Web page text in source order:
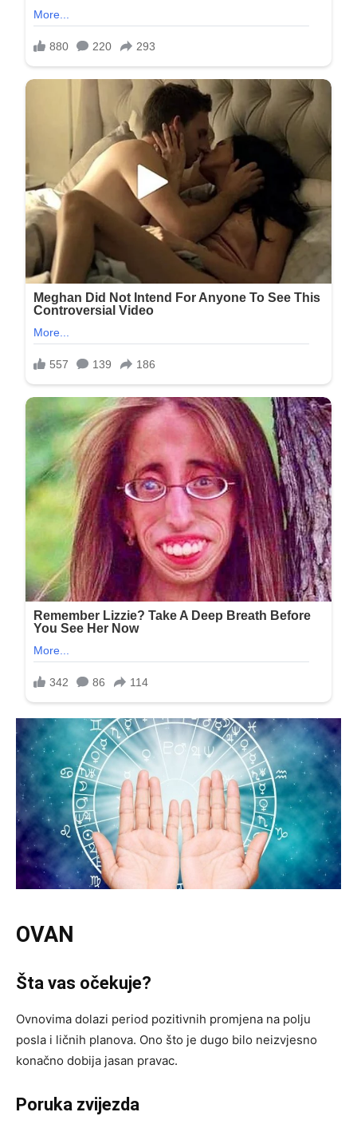
OVAN
Šta vas očekuje?
Ovnovima dolazi period pozitivnih promjena na polju
posla i ličnih planova. Ono što je dugo bilo neizvjesno
konačno dobija jasan pravac.
Poruka zvijezda